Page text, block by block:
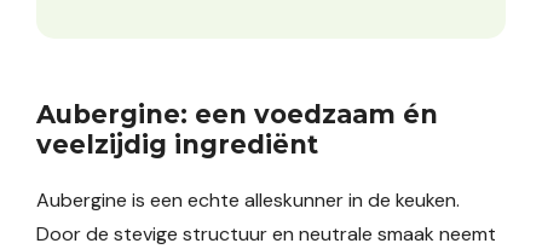
Aubergine: een voedzaam én
veelzijdig ingrediënt
Aubergine is een echte alleskunner in de keuken.
Door de stevige structuur en neutrale smaak neemt